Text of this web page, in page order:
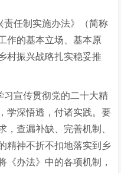
责任制实施办法》（简称
作的基本立场、基本原
村振兴战略扎实稳妥推
习宣传贯彻党的二十大精
学深悟透，付诸实践。要
，查漏补缺、完善机制、
精神不折不扣地落实到乡
《办法》中的各项机制，